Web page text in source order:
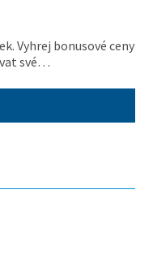
Vyhrej bonusové ceny
své…